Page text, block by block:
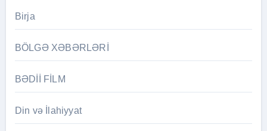
Birja
BÖLGƏ XƏBƏRLƏRİ
BƏDİİ FİLM
Din və İlahiyyat